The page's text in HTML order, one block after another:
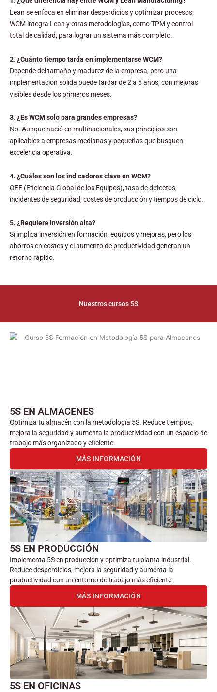
Lean se enfoca en eliminar desperdicios y optimizar procesos;
WCM integra Lean y otras metodologías, como TPM y control
total de calidad, para lograr un sistema más completo.
2. ¿Cuánto tiempo tarda en implementarse WCM?
Depende del tamaño y madurez de la empresa, pero una
implementación sólida puede tardar de 2 a 5 años, con mejoras
visibles desde los primeros meses.
3. ¿Es WCM solo para grandes empresas?
No. Aunque nació en multinacionales, sus principios son
aplicables a empresas medianas y pequeñas que busquen
excelencia operativa.
4. ¿Cuáles son los indicadores clave en WCM?
OEE (Eficiencia Global de los Equipos), tasa de defectos,
incidentes de seguridad, costes de producción y tiempos de ciclo.
5. ¿Requiere inversión alta?
Sí implica inversión en formación, equipos y mejoras, pero los
ahorros en costes y el aumento de productividad generan un
retorno rápido.
Nuestros cursos 5S
5S EN ALMACENES
Optimiza tu almacén con la metodología 5S. Reduce tiempos,
mejora la seguridad y aumenta la productividad con un espacio de
trabajo más organizado y eficiente.
MÁS INFORMACIÓN
5S EN PRODUCCIÓN
Implementa 5S en producción y optimiza tu planta industrial.
Reduce desperdicios, mejora la seguridad y aumenta la
productividad con un entorno de trabajo más eficiente.
MÁS INFORMACIÓN
5S EN OFICINAS